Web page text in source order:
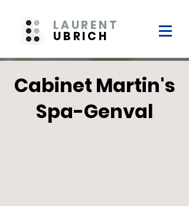
LAURENT
UBRICH
Cabinet Martin's
Spa-Genval